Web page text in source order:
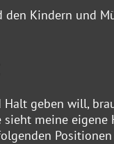
Kindern und
geben will,
meine eigene